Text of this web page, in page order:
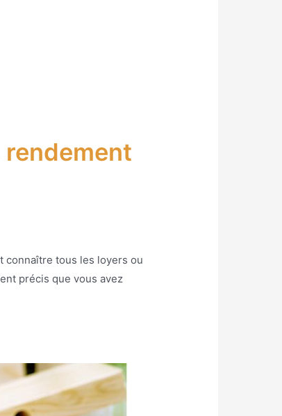
connaître tous les loyers ou
précis que vous avez